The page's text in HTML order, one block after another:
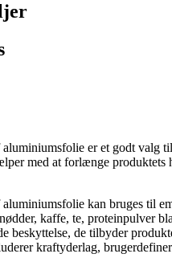
er et godt valg
med at forlænge produktets
kan bruges til
kaffe, te, proteinpulver
beskyttelse, de tilbyder
kraftyderlag,